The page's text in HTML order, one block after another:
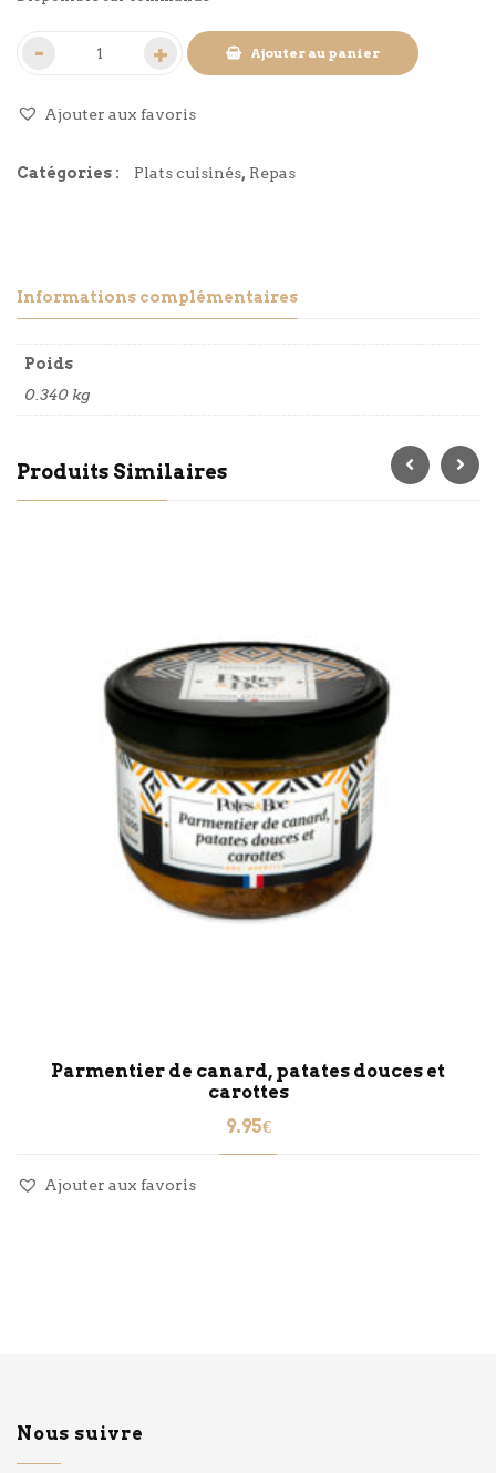
Ajouter au panier
Ajouter aux favoris
Catégories : Plats cuisinés, Repas
Informations complémentaires
Poids
0.340 kg
Produits Similaires
Parmentier de canard, patates douces et
carottes
9.95€
Ajouter aux favoris
Nous suivre